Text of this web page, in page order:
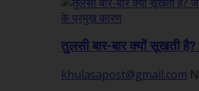
तुलसी बार-बार क्यों सूखती
khulasapost@gmail.com